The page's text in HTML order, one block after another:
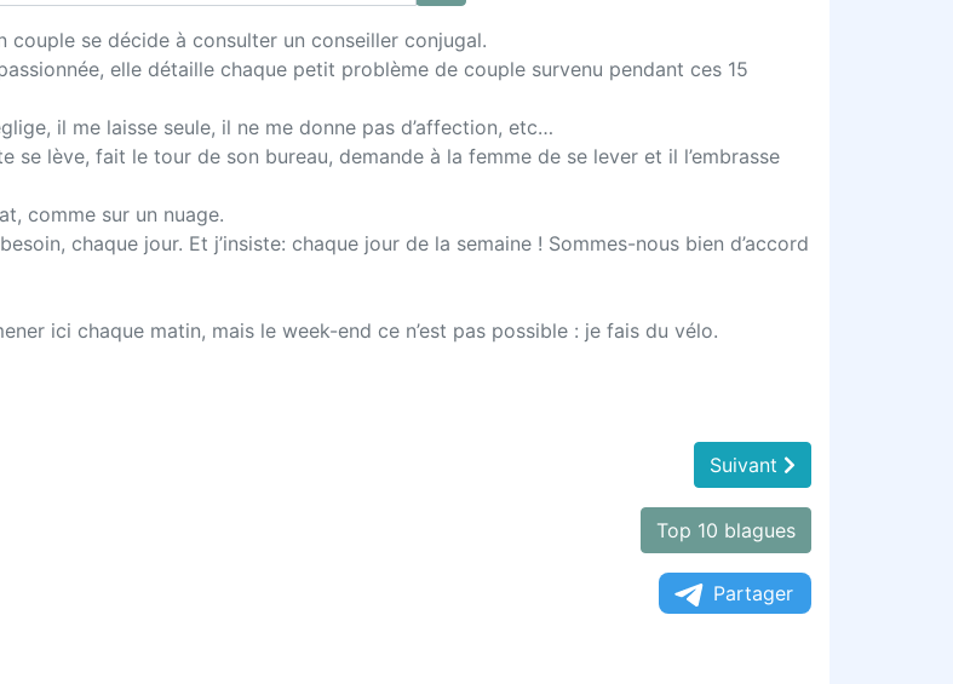
se décide à consulter un conseiller conjugal.
elle détaille chaque petit problème de couple survenu pendant ces 15
il me laisse seule, il ne me donne pas d’affection, etc…
se lève, fait le tour de son bureau, demande à la femme de se lever et il l’embrasse
comme sur un nuage.
chaque jour. Et j’insiste: chaque jour de la semaine ! Sommes-nous bien d’accord
ici chaque matin, mais le week-end ce n’est pas possible : je fais du vélo.
Suivant
Top 10 blagues
Partager